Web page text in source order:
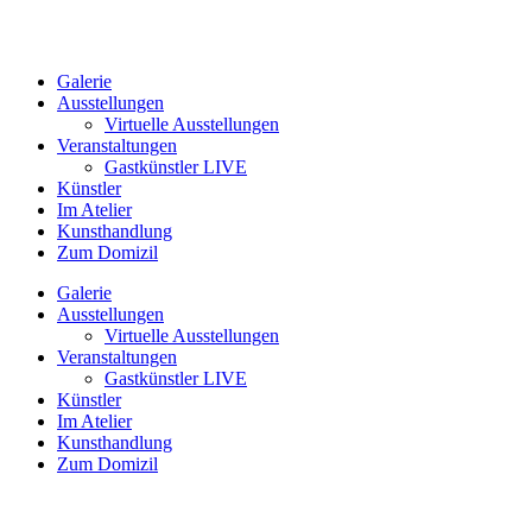
Galerie
Ausstellungen
Virtuelle Ausstellungen
Veranstaltungen
Gastkünstler LIVE
Künstler
Im Atelier
Kunsthandlung
Zum Domizil
Galerie
Ausstellungen
Virtuelle Ausstellungen
Veranstaltungen
Gastkünstler LIVE
Künstler
Im Atelier
Kunsthandlung
Zum Domizil